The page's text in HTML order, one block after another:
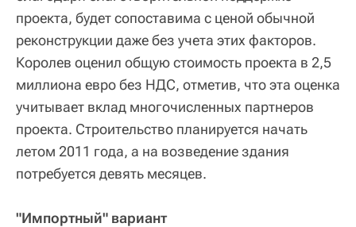
проекта, будет сопоставима с ценой обычной
реконструкции даже без учета этих факторов.
Королев оценил общую стоимость проекта в 2,5
миллиона евро без НДС, отметив, что эта оценка
учитывает вклад многочисленных партнеров
проекта. Строительство планируется начать
летом 2011 года, а на возведение здания
потребуется девять месяцев.
"Импортный" вариант